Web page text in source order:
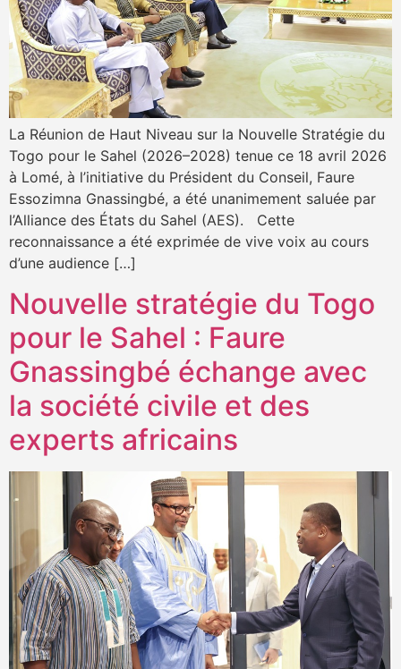
La Réunion de Haut Niveau sur la Nouvelle Stratégie du
Togo pour le Sahel (2026–2028) tenue ce 18 avril 2026
à Lomé, à l’initiative du Président du Conseil, Faure
Essozimna Gnassingbé, a été unanimement saluée par
l’Alliance des États du Sahel (AES). Cette
reconnaissance a été exprimée de vive voix au cours
d’une audience […]
Nouvelle stratégie du Togo
pour le Sahel : Faure
Gnassingbé échange avec
la société civile et des
experts africains